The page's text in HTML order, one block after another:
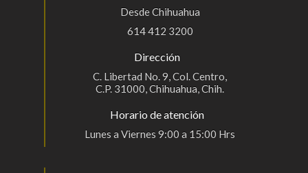
Desde Chihuahua
614 412 3200
Dirección
C. Libertad No. 9, Col. Centro,
C.P. 31000, Chihuahua, Chih.
Horario de atención
Lunes a Viernes 9:00 a 15:00 Hrs